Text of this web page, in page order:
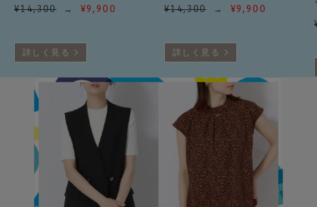
¥14,300 ¥9,900
詳しく見る
¥14,300 ¥9,900
詳しく見る